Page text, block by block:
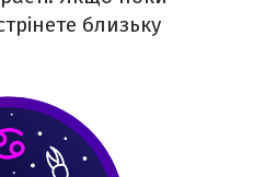
близьку